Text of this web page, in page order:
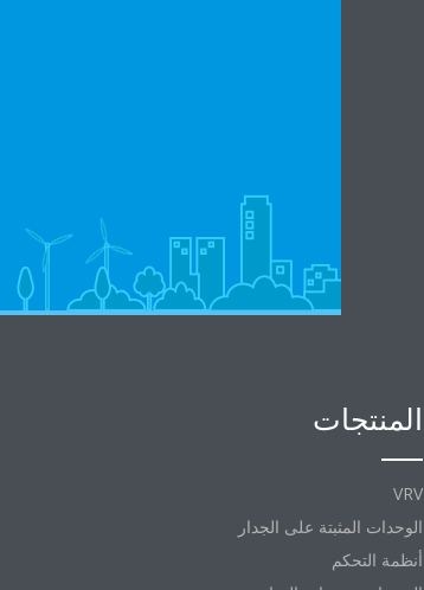
المنتجات
VRV
الوحدات المثبتة على الجدار
أنظمة التحكم